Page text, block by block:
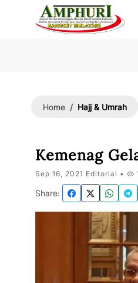
Home Hajj & Umrah
Kemenag
Sep 16, 2021 Editorial •
Share: